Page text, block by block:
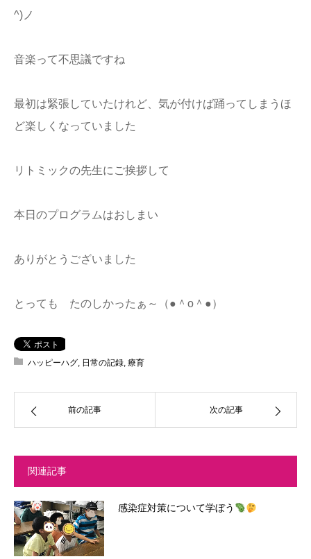
^)ノ
音楽って不思議ですね
最初は緊張していたけれど、気が付けば踊ってしまうほ
ど楽しくなっていました
リトミックの先生にご挨拶して
本日のプログラムはおしまい
ありがとうございました
とっても たのしかったぁ～（●＾o＾●）
ハッピーハグ, 日常の記録, 療育
前の記事 次の記事
関連記事
感染症対策について学ぼう